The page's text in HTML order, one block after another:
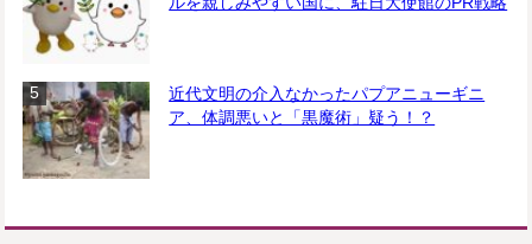
近代文明の介入なかったパプアニューギニ
ア、体調悪いと「黒魔術」疑う！？